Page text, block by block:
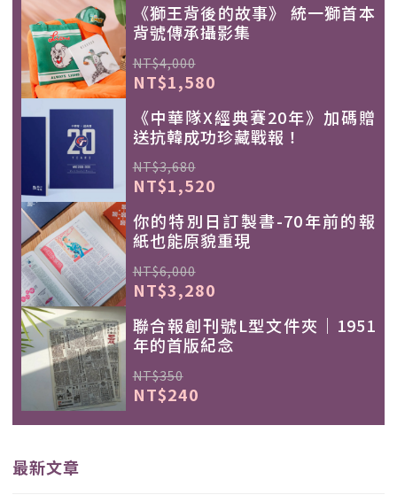
《獅王背後的故事》 統一獅首本
背號傳承攝影集
NT$4,000
NT$1,580
《中華隊X經典賽20年》加碼贈
送抗韓成功珍藏戰報！
NT$3,680
NT$1,520
你的特別日訂製書-70年前的報
紙也能原貌重現
NT$6,000
NT$3,280
聯合報創刊號L型文件夾｜1951
年的首版紀念
NT$350
NT$240
最新文章